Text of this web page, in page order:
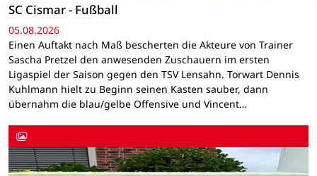
SC Cismar - Fußball
05.08.2026
Einen Auftakt nach Maß bescherten die Akteure von Trainer
Sascha Pretzel den anwesenden Zuschauern im ersten
Ligaspiel der Saison gegen den TSV Lensahn. Torwart Dennis
Kuhlmann hielt zu Beginn seinen Kasten sauber, dann
übernahm die blau/gelbe Offensive und Vincent…